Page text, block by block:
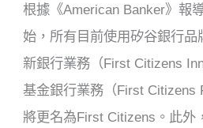
根據《American Banker》報
始，所有目前使用矽谷銀行品
新銀行業務（First Citizens
基金銀行業務（First Citizens
將更名為First Citizens。此外